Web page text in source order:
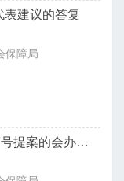
建议的答复
保障局
对区政协十五届六次会议第156127号提案的会办意见